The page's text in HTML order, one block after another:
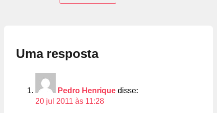
Uma resposta
Pedro Henrique disse:
20 jul 2011 às 11:28